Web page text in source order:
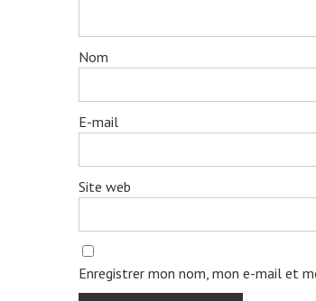
Nom
E-mail
Site web
Enregistrer mon nom, mon e-mail et